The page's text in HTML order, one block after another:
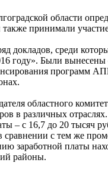
области
принимали
докладов, среди
году». Были
программ
областного
в различных
– с 16,7 до 20 тысяч
с тем же
заработной платы
районы.